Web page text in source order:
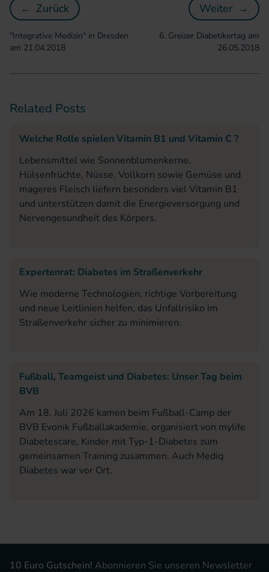
← Zurück
"Integrative Medizin" in Dresden am
"Integrative Medizin" in Dresden
am 21.04.2018
Weiter
6. →
6. Greizer Diabetikertag am
26.05.2018
Related Posts
Welche Rolle spielen Vitamin B1 und Vitamin C ?
Lebensmittel wie Sonnenblumenkerne,
Hülsenfrüchte, Nüsse, Vollkorn sowie Gemüse und
mageres Fleisch liefern besonders viel Vitamin B1
und unterstützen damit die Energieversorgung und
Nervengesundheit des Körpers.
Expertenrat: Diabetes im Straßenverkehr
Wie moderne Technologien, richtige Vorbereitung
und neue Leitlinien helfen, das Unfallrisiko im
Straßenverkehr sicher zu minimieren.
Fußball, Teamgeist und Diabetes: Unser Tag beim
BVB
Am 18. Juli 2026 kamen beim Fußball-Camp der
BVB Evonik Fußballakademie, organisiert von mylife
Diabetescare, Kinder mit Typ-1-Diabetes zum
gemeinsamen Training zusammen. Auch Mediq
Diabetes war vor Ort.
10 Euro Gutschein! Abonnieren Sie unseren Newsletter